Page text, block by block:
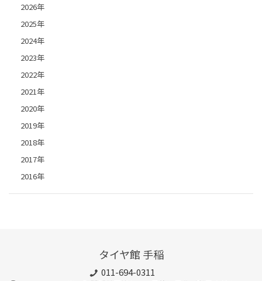
2026年
2025年
2024年
2023年
2022年
2021年
2020年
2019年
2018年
2017年
2016年
タイヤ館 手稲
011-694-0311